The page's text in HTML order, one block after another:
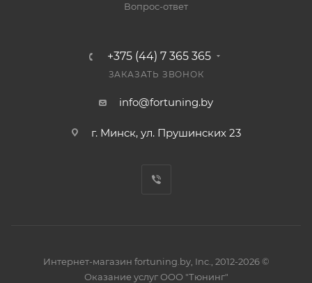
Вопрос-ответ
+375 (44) 7 365 365
ЗАКАЗАТЬ ЗВОНОК
info@fortuning.by
г. Минск, ул. Прушинских 23
Интернет-магазин fortuning.by, Inc., 2012-2026 ©
Оказание услуг ООО "Тюнинг"